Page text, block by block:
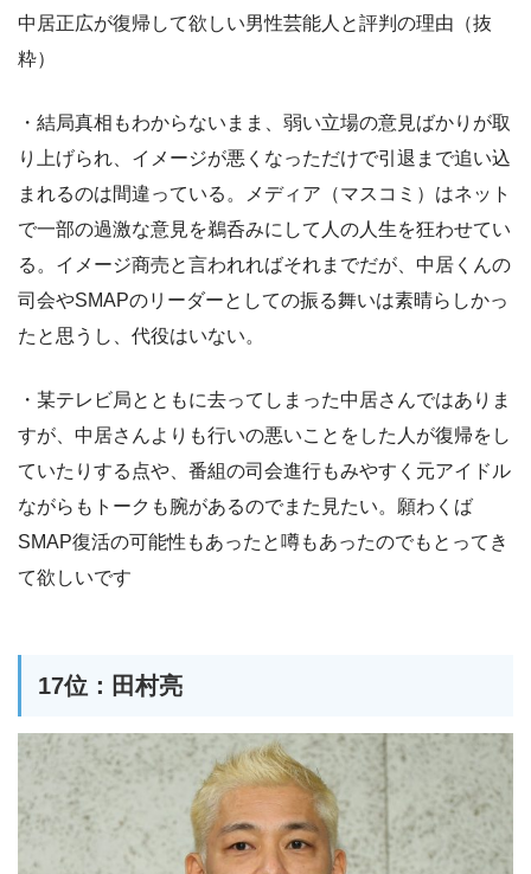
中居正広が復帰して欲しい男性芸能人と評判の理由（抜
粋）
・結局真相もわからないまま、弱い立場の意見ばかりが取
り上げられ、イメージが悪くなっただけで引退まで追い込
まれるのは間違っている。メディア（マスコミ）はネット
で一部の過激な意見を鵜呑みにして人の人生を狂わせてい
る。イメージ商売と言われればそれまでだが、中居くんの
司会やSMAPのリーダーとしての振る舞いは素晴らしかっ
たと思うし、代役はいない。
・某テレビ局とともに去ってしまった中居さんではありま
すが、中居さんよりも行いの悪いことをした人が復帰をし
ていたりする点や、番組の司会進行もみやすく元アイドル
ながらもトークも腕があるのでまた見たい。願わくば
SMAP復活の可能性もあったと噂もあったのでもとってき
て欲しいです
17位：田村亮